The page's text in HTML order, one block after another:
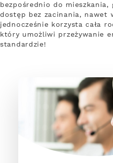
bezpośrednio do
dostęp bez zacinania, nawet
jednocześnie korzysta cała
który umożliwi przeżywanie
standardzie!